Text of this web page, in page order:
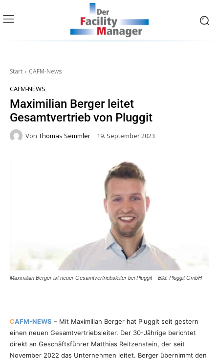
Start CAFM-News
CAFM-NEWS
Maximilian Berger leitet
Gesamtvertrieb von Pluggit
Von Thomas Semmler 19. September 2023
Maximilian Berger ist neuer Gesamtvertriebsleiter bei Pluggit – Bild: Pluggit GmbH
CAFM-NEWS – Mit Maximilian Berger hat Pluggit seit gestern
einen neuen Gesamtvertriebsleiter. Der 30-Jährige berichtet
direkt an Geschäftsführer Matthias Reitzenstein, der seit
November 2022 das Unternehmen leitet. Berger übernimmt den